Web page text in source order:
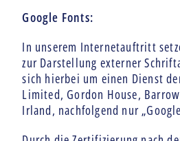
Google Fonts:
In unserem Internetauftritt
zur Darstellung externer
sich hierbei um einen Dienst
Limited, Gordon House,
Irland, nachfolgend nur